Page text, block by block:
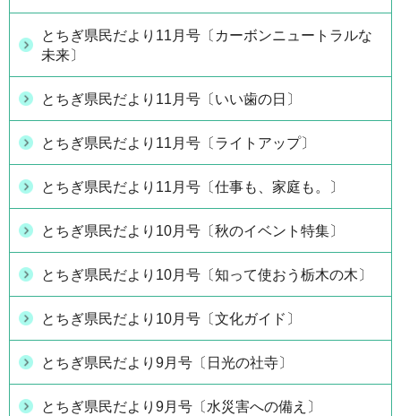
とちぎ県民だより11月号〔カーボンニュートラルな
未来〕
とちぎ県民だより11月号〔いい歯の日〕
とちぎ県民だより11月号〔ライトアップ〕
とちぎ県民だより11月号〔仕事も、家庭も。〕
とちぎ県民だより10月号〔秋のイベント特集〕
とちぎ県民だより10月号〔知って使おう栃木の木〕
とちぎ県民だより10月号〔文化ガイド〕
とちぎ県民だより9月号〔日光の社寺〕
とちぎ県民だより9月号〔水災害への備え〕